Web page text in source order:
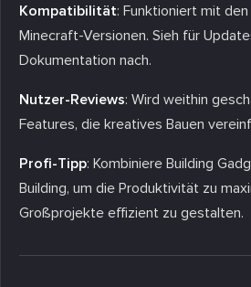
Kompatibilität: Funktioniert mit
Minecraft-Versionen. Sieh für
Dokumentation nach.
Nutzer-Reviews: Wird weithin
Features, die kreatives Bauen
Profi-Tipp: Kombiniere Building
Building, um die Produktivität zu
Großprojekte effizient zu gestalten.